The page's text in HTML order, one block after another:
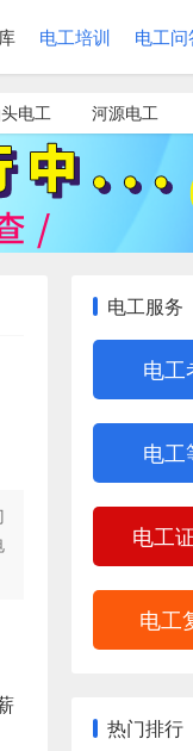
电工培训 电工问
电工 河源电工
电工服务
电工
电工
电工
电工
热门排行